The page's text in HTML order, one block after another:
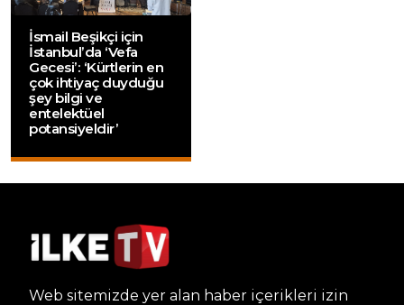
İsmail Beşikçi için
İstanbul’da ‘Vefa
Gecesi’: ‘Kürtlerin en
çok ihtiyaç duyduğu
şey bilgi ve
entelektüel
potansiyeldir’
Web sitemizde yer alan haber içerikleri izin